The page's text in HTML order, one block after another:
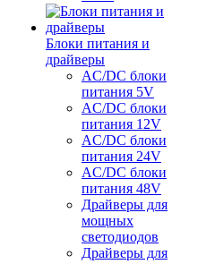
Блоки питания и
драйверы
AC/DC блоки
питания 5V
AC/DC блоки
питания 12V
AC/DC блоки
питания 24V
AC/DC блоки
питания 48V
Драйверы для
мощных
светодиодов
Драйверы для